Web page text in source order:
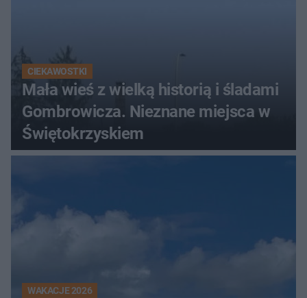
CIEKAWOSTKI
Mała wieś z wielką historią i śladami
Gombrowicza. Nieznane miejsca w
Świętokrzyskiem
WAKACJE 2026